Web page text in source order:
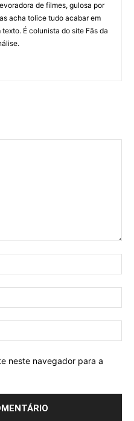
de filmes, gulosa por
acha tolice tudo acabar em
É colunista do site Fãs da
neste navegador para a